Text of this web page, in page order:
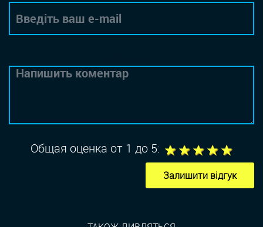
Общая оценка от 1 до 5: 4
3
2
1
Залишити відгук